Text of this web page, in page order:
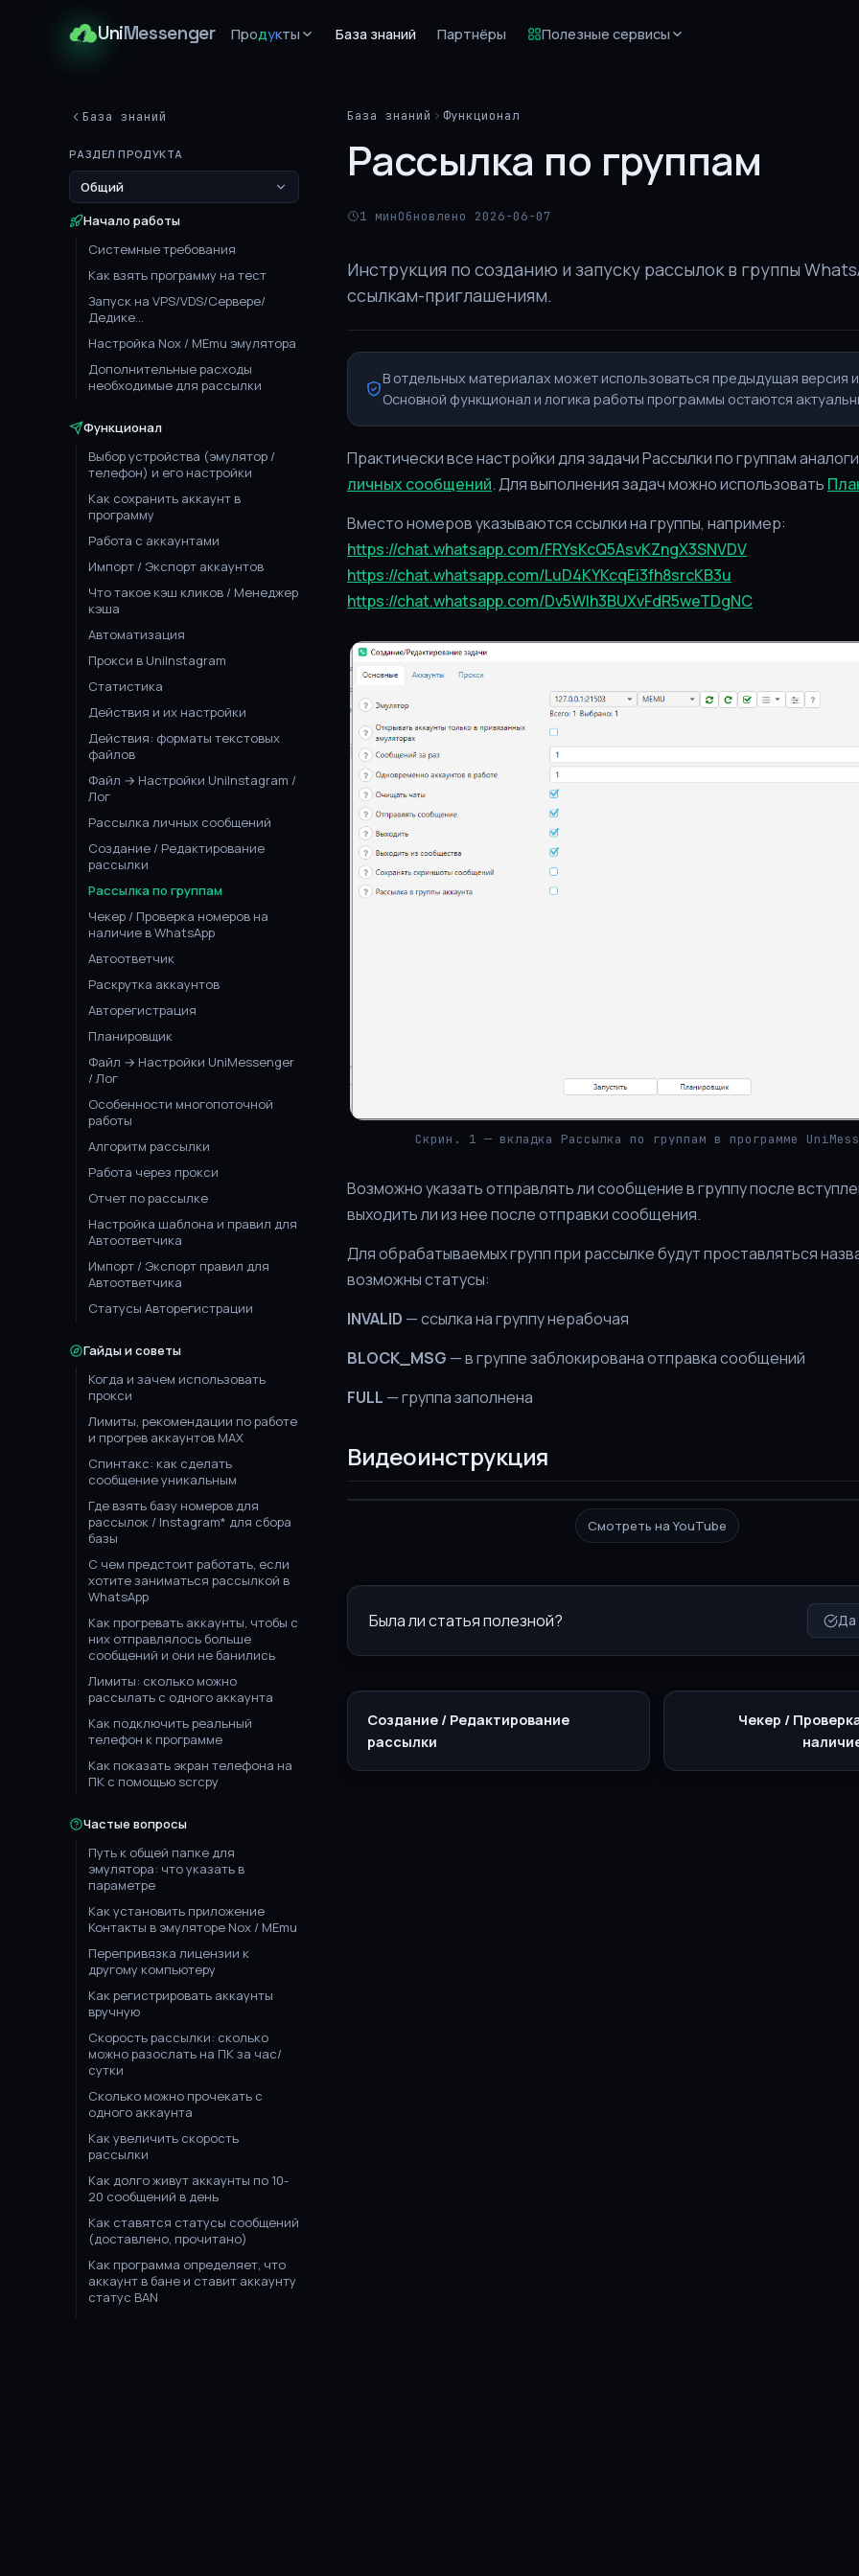
UniMessenger Продукты База знаний Партнёры Полезные сервисы
База знаний
РАЗДЕЛ ПРОДУКТА
Общий
Начало работы
Системные требования
Как взять программу на тест
Запуск на VPS/VDS/Сервере/
Дедике...
Настройка Nox / MEmu эмулятора
Дополнительные расходы
необходимые для рассылки
Функционал
Выбор устройства (эмулятор /
телефон) и его настройки
Как сохранить аккаунт в
программу
Работа с аккаунтами
Импорт / Экспорт аккаунтов
Что такое кэш кликов / Менеджер
кэша
Автоматизация
Прокси в UniInstagram
Статистика
Действия и их настройки
Действия: форматы текстовых
файлов
Файл → Настройки UniInstagram /
Лог
Рассылка личных сообщений
Создание / Редактирование
рассылки
Рассылка по группам
Чекер / Проверка номеров на
наличие в WhatsApp
Автоответчик
Раскрутка аккаунтов
Авторегистрация
Планировщик
Файл → Настройки UniMessenger
/ Лог
Особенности многопоточной
работы
Алгоритм рассылки
Работа через прокси
Отчет по рассылке
Настройка шаблона и правил для
Автоответчика
Импорт / Экспорт правил для
Автоответчика
Статусы Авторегистрации
Гайды и советы
Когда и зачем использовать
прокси
Лимиты, рекомендации по работе
и прогрев аккаунтов MAX
Спинтакс: как сделать
сообщение уникальным
Где взять базу номеров для
рассылок / Instagram* для сбора
базы
С чем предстоит работать, если
хотите заниматься рассылкой в
WhatsApp
Как прогревать аккаунты, чтобы с
них отправлялось больше
сообщений и они не банились
Лимиты: сколько можно
рассылать с одного аккаунта
Как подключить реальный
телефон к программе
Как показать экран телефона на
ПК с помощью scrcpy
Частые вопросы
Путь к общей папке для
эмулятора: что указать в
параметре
Как установить приложение
Контакты в эмуляторе Nox / MEmu
Перепривязка лицензии к
другому компьютеру
Как регистрировать аккаунты
вручную
Скорость рассылки: сколько
можно разослать на ПК за час/
сутки
Сколько можно прочекать с
одного аккаунта
Как увеличить скорость
рассылки
Как долго живут аккаунты по 10-
20 сообщений в день
Как ставятся статусы сообщений
(доставлено, прочитано)
Как программа определяет, что
аккаунт в бане и ставит аккаунту
статус BAN
База знаний Функционал
Рассылка по группам
1 минОбновлено 2026-06-07
Инструкция по созданию и запуску рассылок в группы
ссылкам-приглашениям.
В отдельных материалах может использоваться предыдущая версия
Основной функционал и логика работы программы остаются
Практически все настройки для задачи Рассылки по группам
личных сообщений. Для выполнения задач можно использовать
Вместо номеров указываются ссылки на группы, например:
https://chat.whatsapp.com/FRYsKcQ5AsvKZngX3SNVDV
https://chat.whatsapp.com/LuD4KYKcqEi3fh8srcKB3u
https://chat.whatsapp.com/Dv5WIh3BUXvFdR5weTDgNC
Скрин. 1 — вкладка Рассылка по группам в программе
Возможно указать отправлять ли сообщение в группу после
выходить ли из нее после отправки сообщения.
Для обрабатываемых групп при рассылке будут проставляться
возможны статусы:
INVALID — ссылка на группу нерабочая
BLOCK_MSG — в группе заблокирована отправка сообщений
FULL — группа заполнена
Видеоинструкция
Смотреть на YouTube
Была ли статья полезной? Да
Создание / Редактирование
рассылки
Чекер /